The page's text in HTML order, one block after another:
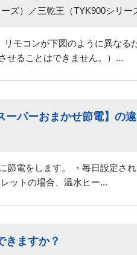
）／三乾王（TYK900シリー
モコンが下図のように異なる
ることはできません。）...
ーパーおまかせ節電】の
電をします。 ・毎日設定さ
トの場合、温水ヒー...
きますか？